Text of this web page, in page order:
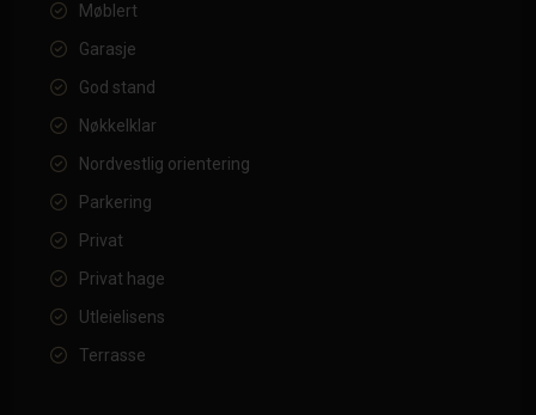
Møblert
Garasje
God stand
Nøkkelklar
Nordvestlig orientering
Parkering
Privat
Privat hage
Utleielisens
Terrasse